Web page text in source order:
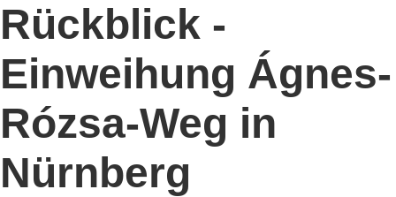
Rückblick -
Einweihung Ágnes-
Rózsa-Weg in
Nürnberg